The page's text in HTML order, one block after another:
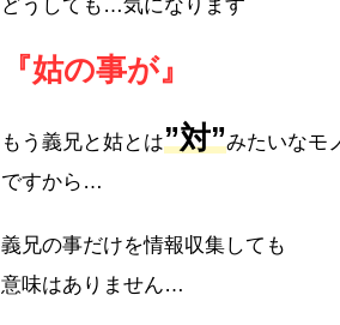
どうしても…気になります
『姑の事が』
もう義兄と姑とは”対”みたいなモ
ですから…
義兄の事だけを情報収集しても
意味はありません…